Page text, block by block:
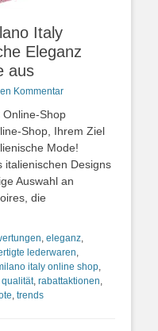
Italy
Eleganz
aus
Kommentar
Online-Shop
Shop, Ihrem Ziel
Mode!
italienischen Designs
Auswahl an
die
, eleganz,
lederwaren,
italy online shop,
qualität, rabattaktionen,
, trends